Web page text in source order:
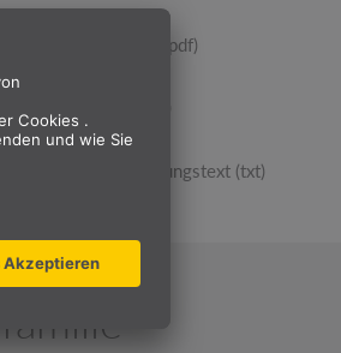
Datenblatt (pdf)
Ausschreibungstext (txt)